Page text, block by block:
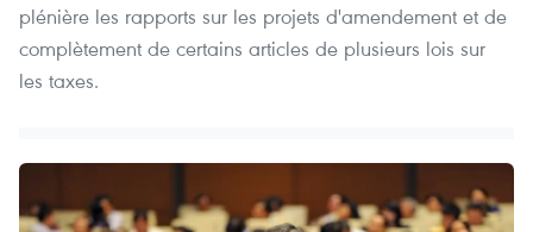
plénière les rapports sur les projets d'amendement et de
complètement de certains articles de plusieurs lois sur
les taxes.